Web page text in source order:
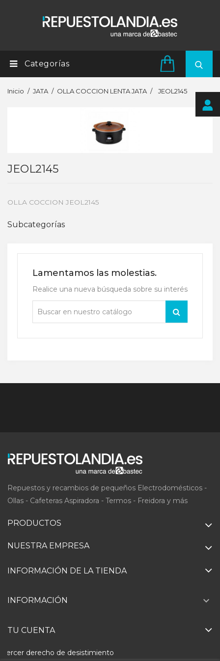
Categorías
Inicio JATA OLLA COCCION LENTA JATA JEOL2145
JEOL2145
OLLA COCCION JEOL2145
Subcategorías
Lamentamos las molestias.
Realice una nueva búsqueda sobre su interés
Repuestos y recambios de pequeños Electrodomésticos -
Ollas - Cafeteras Aspiradora - Termos - Freidora y más
PRODUCTOS
NUESTRA EMPRESA
INFORMACIÓN DE LA TIENDA
INFORMACIÓN 
TU CUENTA
Ejercer derecho de desistimiento